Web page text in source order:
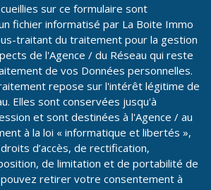
sur ce formulaire sont
fichier informatisé par La Boite Immo
traitant du traitement pour la gestion
de l'Agence / du Réseau qui reste
de vos Données personnelles.
repose sur l'intérêt légitime de
Elles sont conservées jusqu'à
et sont destinées à l'Agence / au
à la loi « informatique et libertés »,
d’accès, de rectification,
de limitation et de portabilité de
retirer votre consentement à